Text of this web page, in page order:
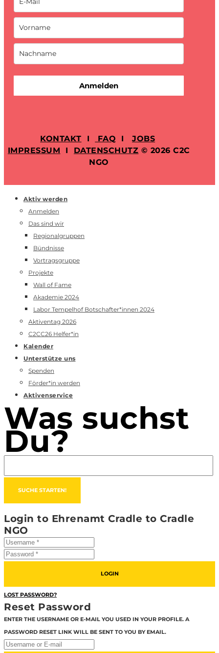
Anmelden
KONTAKT I FAQ IJOBS
IMPRESSUM I DATENSCHUTZ © 2026 C2C
NGO
Aktiv werden
Anmelden
Das sind wir
Regionalgruppen
Bündnisse
Vortragsgruppe
Projekte
Wall of Fame
Akademie 2024
Labor Tempelhof Botschafter*innen 2024
Aktiventag 2026
C2CC26 Helfer*in
Kalender
Unterstütze uns
Spenden
Förder*in werden
Aktivenservice
Was suchst
Du?
Login to Ehrenamt Cradle to Cradle
NGO
LOGIN
LOST PASSWORD?
Reset Password
ENTER THE USERNAME OR E-MAIL YOU USED IN YOUR PROFILE. A
PASSWORD RESET LINK WILL BE SENT TO YOU BY EMAIL.